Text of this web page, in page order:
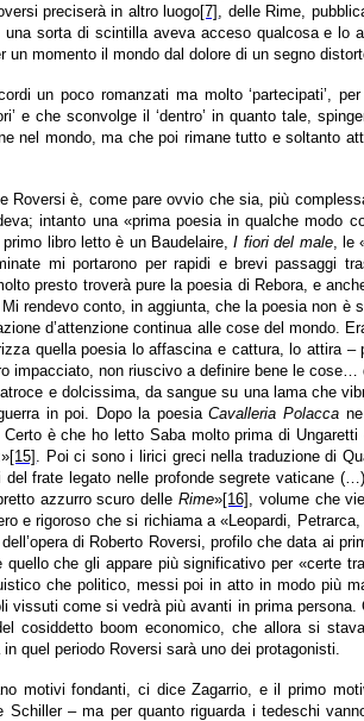
preciserà in altro luogo[7] , delle Rime,
sorta di scintilla aveva acceso qualcosa e
un momento il mondo dal dolore di un segno
un poco romanzati ma molto ‘partecipati’,
e che sconvolge il ‘dentro’ in quanto tale,
nel mondo, ma che poi rimane tutto e soltanto
Roversi è, come pare ovvio che sia, più
intanto una «prima poesia in qualche modo
libro letto è un Baudelaire,I fiori del male, le
mi portarono per rapidi e brevi passaggi
presto troverà pure la poesia di Rebora, e
rendevo conto, in aggiunta, che la poesia non
d’attenzione continua alle cose del mondo.
quella poesia lo affascina e cattura, lo attira
impacciato, non riuscivo a definire bene le
e dolcissima, da sangue su una lama che
in poi. Dopo la poesiaCavalleria Polacca
è che ho letto Saba molto prima di
[15] . Poi ci sono i lirici greci nella traduzione di
frate legato nelle profonde segrete vaticane
azzurro scuro delle Rime»[16]
, volume che
e rigoroso che si richiama a «Leopardi,
di Roberto Roversi, profilo che data ai
che gli appare più significativo per «certe
che politico, messi poi in atto in modo più
vissuti come si vedrà più avanti in prima
cosiddetto boom economico, che allora si
quel periodo Roversi sarà uno dei protagonisti.
motivi fondanti, ci dice Zagarrio, e il primo
Schiller – ma per quanto riguarda i tedeschi